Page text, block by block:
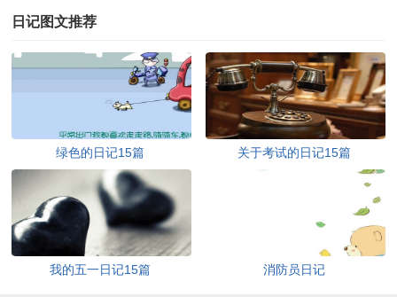
日记图文推荐
绿色的日记15篇 关于考试的日记15篇
我的五一日记15篇 消防员日记